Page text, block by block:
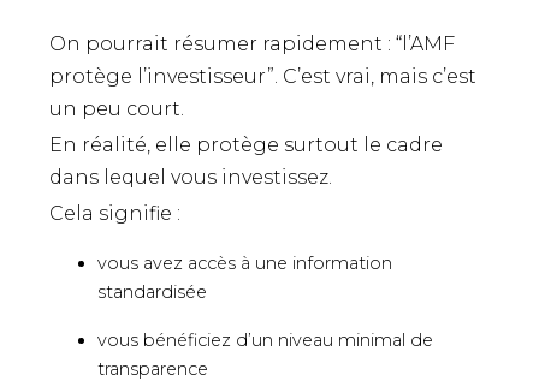
On pourrait résumer rapidement : “l’AMF
protège l’investisseur”. C’est vrai, mais c’est
un peu court.
En réalité, elle protège surtout le cadre
dans lequel vous investissez.
Cela signifie :
vous avez accès à une information
standardisée
vous bénéficiez d’un niveau minimal de
transparence